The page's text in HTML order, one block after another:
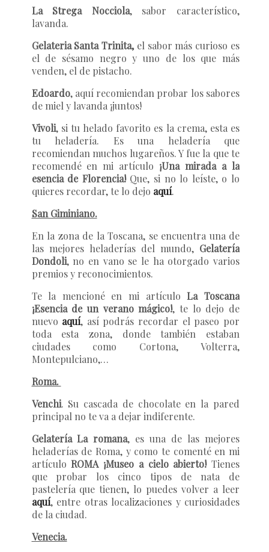
La Strega Nocciola, sabor característico,
lavanda.
Gelateria Santa Trinita, el sabor más curioso es
el de sésamo negro y uno de los que más
venden, el de pistacho.
Edoardo, aquí recomiendan probar los sabores
de miel y lavanda ¡juntos!
Vivoli, si tu helado favorito es la crema, esta es
tu heladería. Es una heladería que
recomiendan muchos lugareños. Y fue la que te
recomendé en mi artículo ¡Una mirada a la
esencia de Florencia!Que, si no lo leíste, o lo
quieres recordar, te lo dejo aquí.
San Giminiano.
En la zona de la Toscana, se encuentra una de
las mejores heladerías del mundo, Gelatería
Dondoli, no en vano se le ha otorgado varios
premios y reconocimientos.
Te la mencioné en mi artículoLa Toscana
¡Esencia de un verano mágico!, te lo dejo de
nuevo aquí, así podrás recordar el paseo por
toda esta zona, donde también estaban
ciudades como Cortona, Volterra,
Montepulciano,…
Roma.
Venchi. Su cascada de chocolate en la pared
principal no te va a dejar indiferente.
Gelatería La romana, es una de las mejores
heladerías de Roma, y como te comenté en mi
artículoROMA ¡Museo a cielo abierto!Tienes
que probar los cinco tipos de nata de
pastelería que tienen, lo puedes volver a leer
aquí, entre otras localizaciones y curiosidades
de la ciudad.
Venecia.